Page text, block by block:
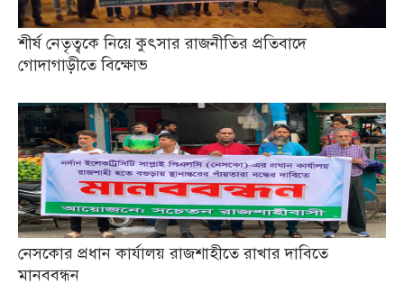
শীর্ষ নেতৃত্বকে নিয়ে কুৎসার রাজনীতির প্রতিবাদে
গোদাগাড়ীতে বিক্ষোভ
নেসকোর প্রধান কার্যালয় রাজশাহীতে রাখার দাবিতে
মানববন্ধন